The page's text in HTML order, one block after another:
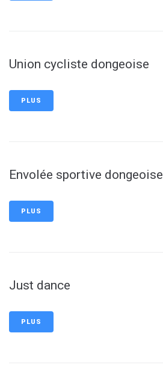
Union cycliste dongeoise
PLUS
Envolée sportive dongeoise
PLUS
Just dance
PLUS